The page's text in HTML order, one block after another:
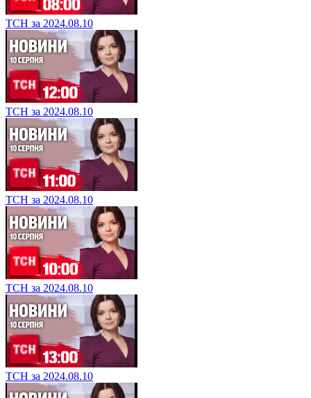
ТСН за 2024.08.10
ТСН за 2024.08.10
ТСН за 2024.08.10
ТСН за 2024.08.10
ТСН за 2024.08.10